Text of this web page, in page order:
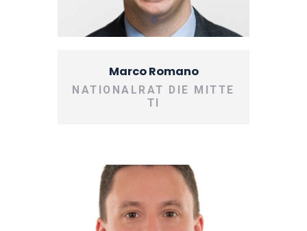
Marco Romano
NATIONALRAT DIE MITTE
TI